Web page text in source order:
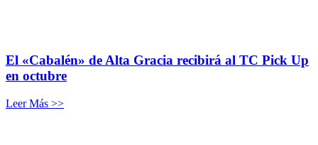
El «Cabalén» de Alta Gracia recibirá al TC Pick Up
en octubre
Leer Más >>